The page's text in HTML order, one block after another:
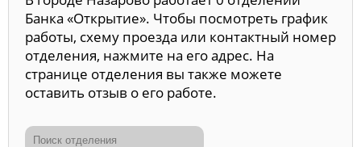
Банка «Открытие». Чтобы посмотреть график
работы, схему проезда или контактный номер
отделения, нажмите на его адрес. На
странице отделения вы также можете
оставить отзыв о его работе.